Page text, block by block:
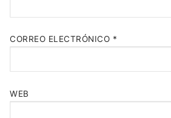
CORREO ELECTRÓNICO *
WEB